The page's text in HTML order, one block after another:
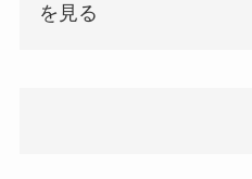
を見る